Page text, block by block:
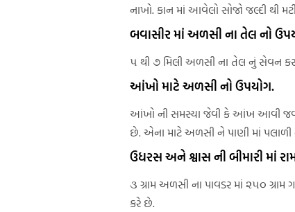
નાખો. કાન માં આવેલો સોજો જલ્દી થી
બવાસીર માં અળસી ના તેલ નો
૫ થી ૭ મિલી અળસી ના તેલ નું સેવન
આંખો માટે અળસી નો ઉપયોગ.
આંખો ની સમસ્યા જેવી કે આંખ આવી
છે. એના માટે અળસી ને પાણી માં
ઉધરસ અને શ્વાસ ની બીમારી માં
૩ ગ્રામ અળસી ના પાવડર માં ૨૫૦
કરે છે.